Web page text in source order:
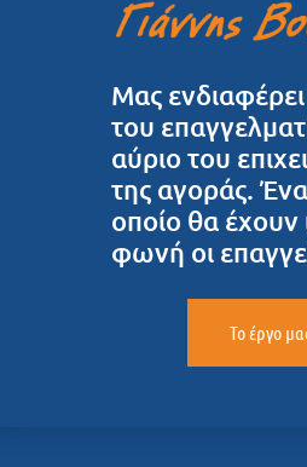
Μας
του
αύριο του
της αγοράς.
οποίο θα έχουν
φωνή οι
Το έργο